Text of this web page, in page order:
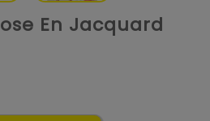
En Jacquard